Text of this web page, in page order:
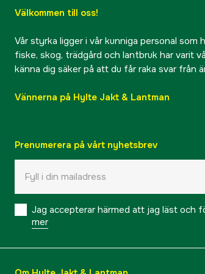
Välkommen till oss!
Vår styrka ligger i vår kunniga personal som
fiske, skog, trädgård och lantbruk har varit
känna dig säker på att du får raka svar från
Vännerna på Hylte Jakt & Lantman
Prenumerera på vårt nyhetsbrev
Jag accepterar härmed att jag läst och
mer